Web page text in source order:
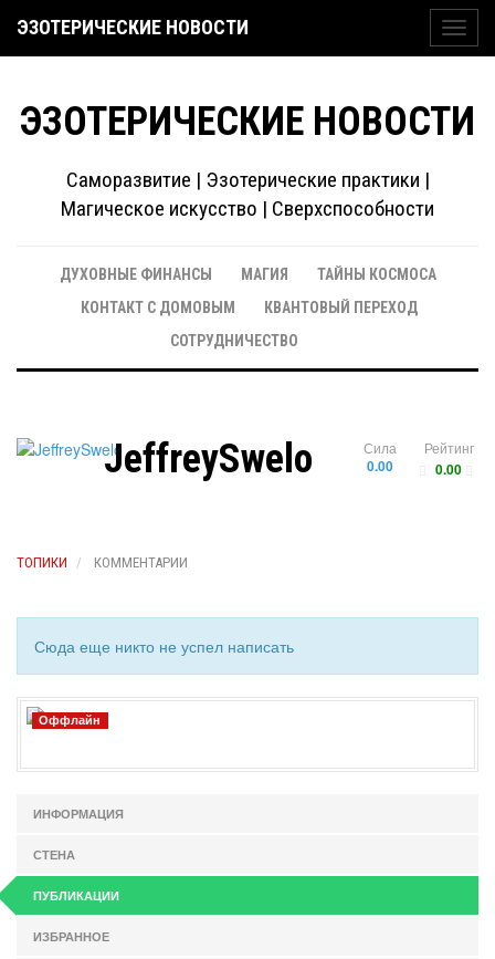
ЭЗОТЕРИЧЕСКИЕ НОВОСТИ
ЭЗОТЕРИЧЕСКИЕ НОВОСТИ
Саморазвитие | Эзотерические практики |
Магическое искусство | Сверхспособности
ДУХОВНЫЕ ФИНАНСЫ МАГИЯ
ТАЙНЫ КОСМОСА
КОНТАКТ С ДОМОВЫМ
КВАНТОВЫЙ ПЕРЕХОД
СОТРУДНИЧЕСТВО
Рейтинг
0.00
Сила
0.00
JeffreySwelo
ТОПИКИ КОММЕНТАРИИ
Сюда еще никто не успел написать
Оффлайн
ИНФОРМАЦИЯ
СТЕНА
ПУБЛИКАЦИИ
ИЗБРАННОЕ